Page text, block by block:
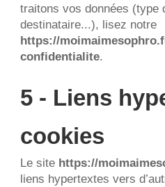
traitons vos données (type
https://
confidentialite.
5 - Liens
cookies
Le site https://
liens hypertextes vers